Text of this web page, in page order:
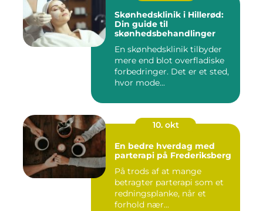
Skønhedsklinik i Hillerød:
Din guide til
skønhedsbehandlinger
En skønhedsklinik tilbyder
mere end blot overfladiske
forbedringer. Det er et sted,
hvor mode...
10. okt
En bedre hverdag med
parterapi på Frederiksberg
På trods af at mange
betragter parterapi som et
redningsplanke, når et
forhold nær...